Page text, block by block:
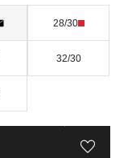
28/30
32/30